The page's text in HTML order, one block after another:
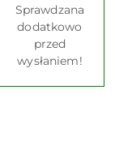
Sprawdzana
dodatkowo
przed
wysłaniem!